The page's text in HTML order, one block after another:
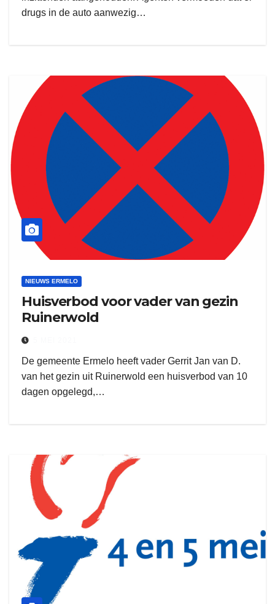
drugs in de auto aanwezig…
NIEUWS ERMELO
Huisverbod voor vader van gezin
Ruinerwold
De gemeente Ermelo heeft vader Gerrit Jan van D.
van het gezin uit Ruinerwold een huisverbod van 10
dagen opgelegd,…